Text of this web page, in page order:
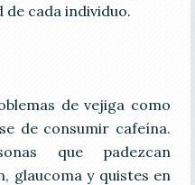
de cada individuo.
de vejiga como
de consumir cafeína.
que padezcan
glaucoma y quistes en